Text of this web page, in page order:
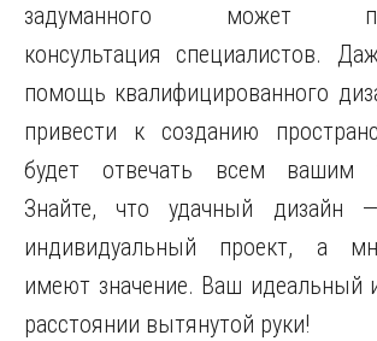
задуманного может
консультация специалистов.
помощь квалифицированного
привести к созданию
будет отвечать всем вашим
Знайте, что удачный дизайн
индивидуальный проект, а
имеют значение. Ваш идеальный
расстоянии вытянутой руки!